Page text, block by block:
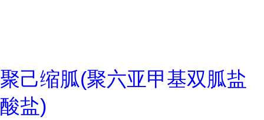
聚己缩胍(聚六亚甲基双胍盐
酸盐)